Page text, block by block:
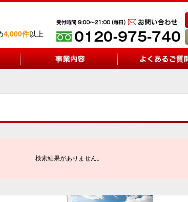
4,000件以上
検索結果がありません。